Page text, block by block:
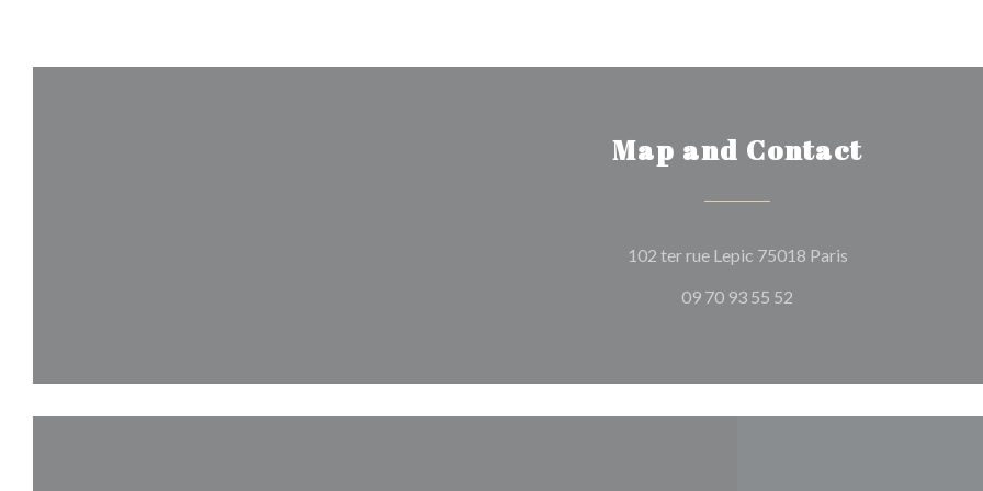
Map and Contact
102 ter rue Lepic 75018 Paris((opens in a new
09 70 93 55 52